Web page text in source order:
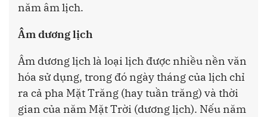
năm âm lịch.
Âm dương lịch
Âm dương lịch là loại lịch được nhiều nền văn
hóa sử dụng, trong đó ngày tháng của lịch chỉ
ra cả pha Mặt Trăng (hay tuần trăng) và thời
gian của năm Mặt Trời (dương lịch). Nếu năm